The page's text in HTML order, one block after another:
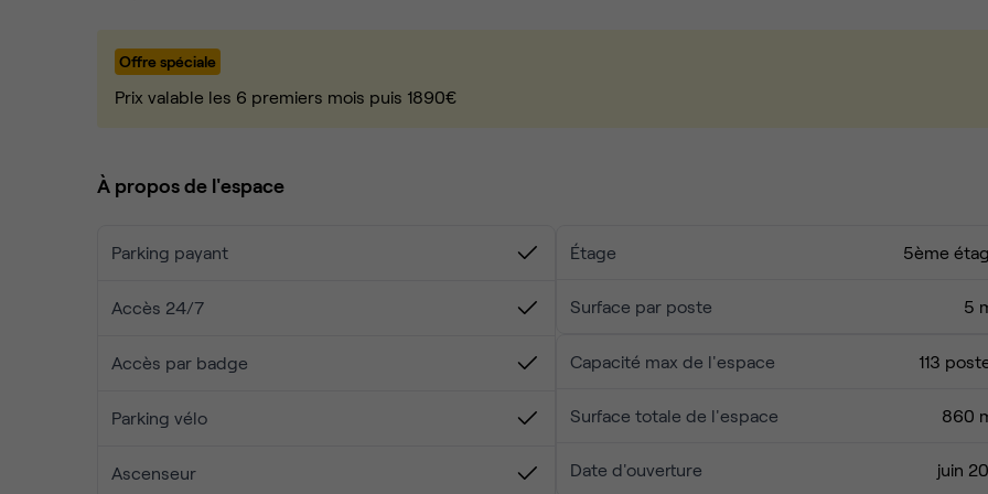
• les charges : eau, électricité, chauffage, climatisation, ménage quotidien, taxes, etc.
• l’accès aux parties communes : cuisine avec le café et thé à disposition
des services administratifs.
Offre spéciale
Prix valable les 6 premiers mois puis 1890€
À propos de l'espace
Parking payant
Accès 24/7
Accès par badge
Parking vélo
Ascenseur
Étage 5ème
Surface par poste 5
Capacité max de l'espace 113
Surface totale de l'espace 860
Date d'ouverture juin